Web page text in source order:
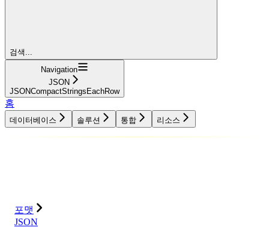
검색...
Navigation
JSON
JSONCompactStringsEachRow
홈
데이터베이스 솔루션 통합 리소스
포맷
JSON